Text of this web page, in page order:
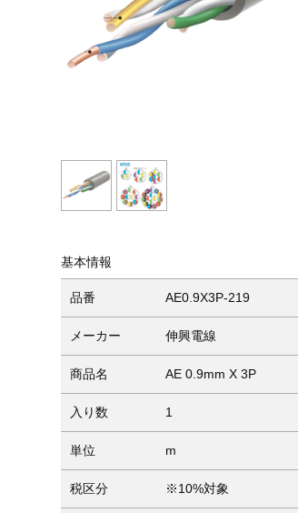
基本情報
品番 AE0.9X3P-219
メーカー 伸興電線
商品名 AE 0.9mm X 3P
入り数 1
単位 m
税区分 ※10%対象